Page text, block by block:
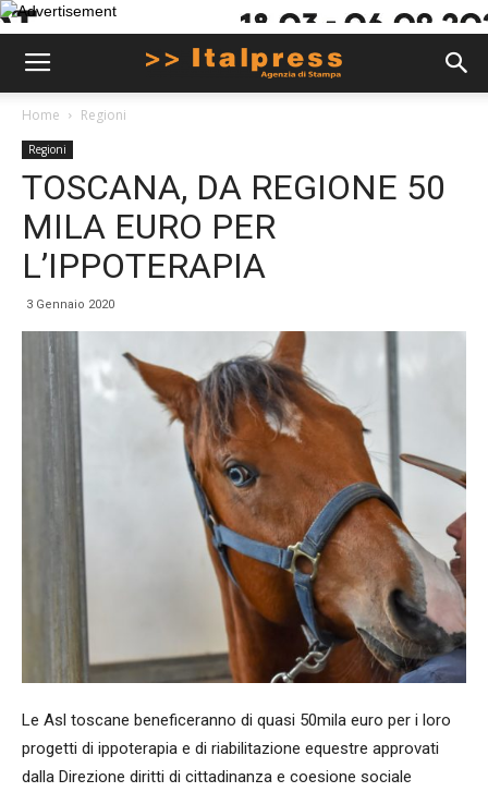
Home Regioni
Regioni
TOSCANA, DA REGIONE 50
MILA EURO PER
L’IPPOTERAPIA
3 Gennaio 2020
Le Asl toscane beneficeranno di quasi 50mila euro per i loro
progetti di ippoterapia e di riabilitazione equestre approvati
dalla Direzione diritti di cittadinanza e coesione sociale